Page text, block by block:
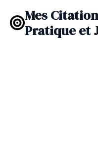
contenu
Mes
Pratique et